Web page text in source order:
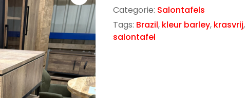
Categorie: Salontafels
Tags: Brazil, kleur barley, krasvrij,
salontafel